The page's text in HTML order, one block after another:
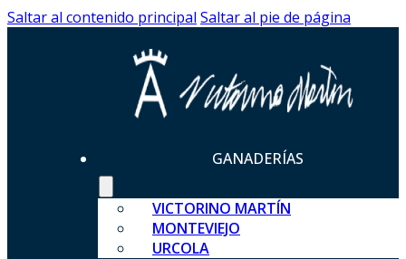
Saltar al contenido principal Saltar al pie de página
GANADERÍAS
VICTORINO MARTÍN
MONTEVIEJO
URCOLA